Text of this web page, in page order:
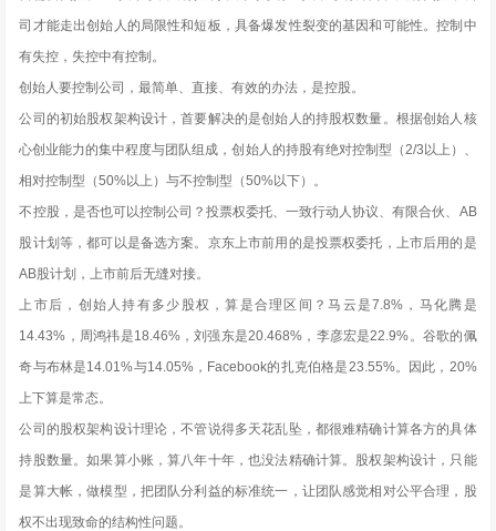
司才能走出创始人的局限性和短板，具备爆发性裂变的基因和可能性。控制中
有失控，失控中有控制。
创始人要控制公司，最简单、直接、有效的办法，是控股。
公司的初始股权架构设计，首要解决的是创始人的持股权数量。根据创始人核
心创业能力的集中程度与团队组成，创始人的持股有绝对控制型（2/3以上）、
相对控制型（50%以上）与不控制型（50%以下）。
不控股，是否也可以控制公司？投票权委托、一致行动人协议、有限合伙、AB
股计划等，都可以是备选方案。京东上市前用的是投票权委托，上市后用的是
AB股计划，上市前后无缝对接。
上市后，创始人持有多少股权，算是合理区间？马云是7.8%，马化腾是
14.43%，周鸿祎是18.46%，刘强东是20.468%，李彦宏是22.9%。谷歌的佩
奇与布林是14.01%与14.05%，Facebook的扎克伯格是23.55%。因此，20%
上下算是常态。
公司的股权架构设计理论，不管说得多天花乱坠，都很难精确计算各方的具体
持股数量。如果算小账，算八年十年，也没法精确计算。股权架构设计，只能
是算大帐，做模型，把团队分利益的标准统一，让团队感觉相对公平合理，股
权不出现致命的结构性问题。